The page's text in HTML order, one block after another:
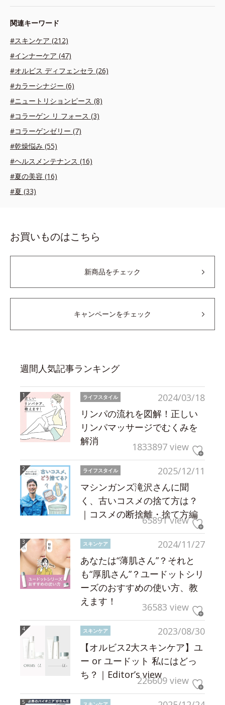
関連キーワード
#スキンケア (212)
#インナーケア (47)
#オルビス ディフェンセラ (26)
#カラーシナジー (6)
#ニュートリションピース (8)
#コラーゲン リ フォース (3)
#コラーゲンゼリー (7)
#乾燥悩み (55)
#ヘルスメンテナンス (16)
#夏の美容 (16)
#夏 (33)
お買いものはこちら
新商品をチェック
キャンペーンをチェック
週間人気記事ランキング
2024/03/18
ライフスタイル
リンパの流れを図解！正しい
リンパマッサージでむくみを
解消
1833897 view
2025/12/11
ライフスタイル
マシンガンズ滝沢さんに聞
く、古いコスメの捨て方は？
｜コスメの断捨離・捨て方編
65891 view
2024/11/27
スキンケア
あなたは“薄肌さん”？それと
も“厚肌さん”？ユードットシリ
ーズのおすすめの使い方、教
えます！
36583 view
2023/08/30
スキンケア
【オルビス2大スキンケア】ユ
ー or ユードット 私にはどっ
ち？｜Editor’s view226609 view